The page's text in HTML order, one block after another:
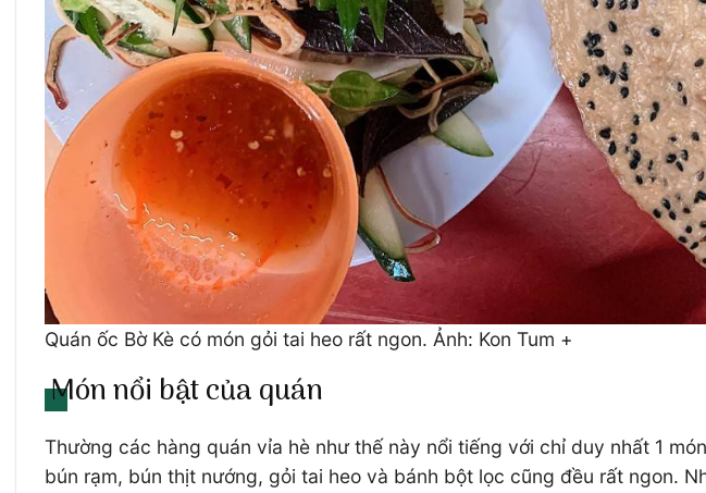
Quán ốc Bờ Kè có món gỏi tai heo rất ngon. Ảnh: Kon Tum +
Món nổi bật của quán
Thường các hàng quán vỉa hè như thế này nổi tiếng với chỉ duy nhất 1
bún rạm, bún thịt nướng, gỏi tai heo và bánh bột lọc cũng đều rất ngon.